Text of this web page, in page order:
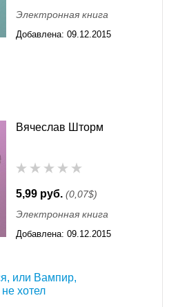
Электронная книга
Добавлена: 09.12.2015
Вячеслав Шторм
5,99 руб. (0,07$)
Электронная книга
Добавлена: 09.12.2015
или Вампир,
не хотел